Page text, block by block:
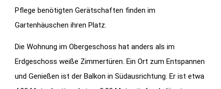
Pflege benötigten Gerätschaften finden im
Gartenhäuschen ihren Platz.
Die Wohnung im Obergeschoss hat anders als im
Erdgeschoss weiße Zimmertüren. Ein Ort zum Entspannen
und Genießen ist der Balkon in Südausrichtung. Er ist etwa